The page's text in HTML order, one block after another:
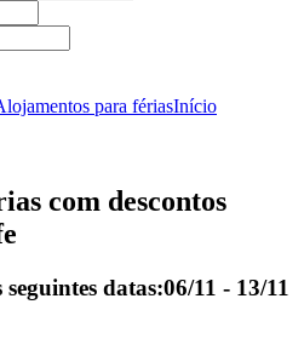
para fériasInício
com descontos
datas:06/11 - 13/11